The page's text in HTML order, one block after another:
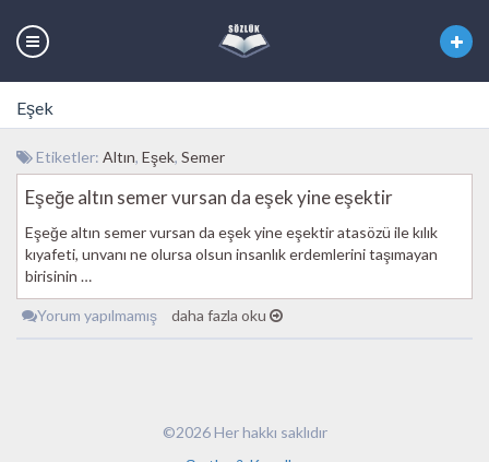
Eşek
Etiketler: Altın, Eşek, Semer
Eşeğe altın semer vursan da eşek yine eşektir
Eşeğe altın semer vursan da eşek yine eşektir atasözü ile kılık
kıyafeti, unvanı ne olursa olsun insanlık erdemlerini taşımayan
birisinin …
Yorum yapılmamış daha fazla oku
©2026 Her hakkı saklıdır